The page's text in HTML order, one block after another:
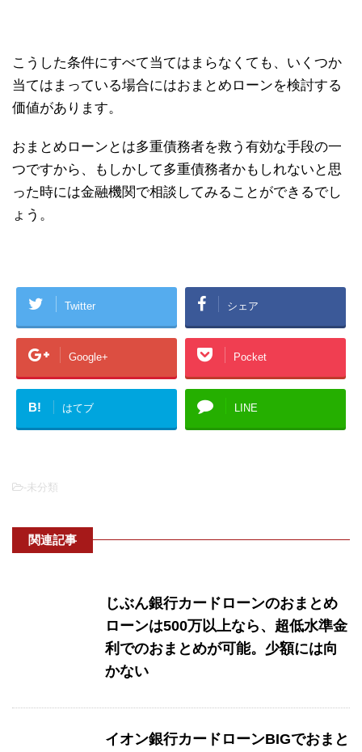
こうした条件にすべて当てはまらなくても、いくつか
当てはまっている場合にはおまとめローンを検討する
価値があります。
おまとめローンとは多重債務者を救う有効な手段の一
つですから、もしかして多重債務者かもしれないと思
った時には金融機関で相談してみることができるでし
ょう。
Twitter シェア
Google+ Pocket
B! はてブ LINE
-未分類
関連記事
じぶん銀行カードローンのおまとめ
ローンは500万以上なら、超低水準金
利でのおまとめが可能。少額には向
かない
イオン銀行カードローンBIGでおまと